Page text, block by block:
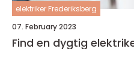
elektriker Frederiksberg
07. February 2023
Find en dygtig